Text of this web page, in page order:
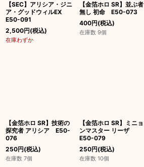
【SEC】アリシア・ジニ
ア・グッドウィルEX
E50-091
2,500円(税込)
在庫わずか
【金箔ホロ SR】並ぶ者
無し 初命 E50-073
400円(税込)
在庫数 9個
【金箔ホロ SR】技術の
探究者 アリシア E50-
076
250円(税込)
在庫数 7個
【金箔ホロ SR】ミニョ
ンマスター リーザ
E50-079
250円(税込)
在庫数 10個